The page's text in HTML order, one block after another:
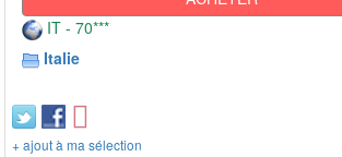
IT - 70***
Italie
+ ajout à ma sélection